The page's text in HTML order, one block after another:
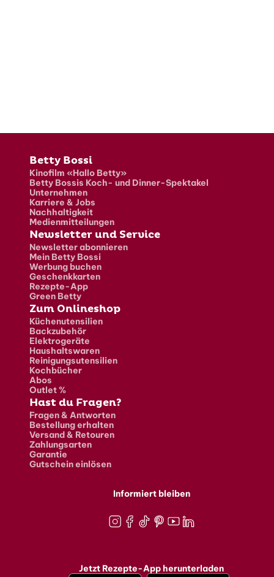
Fusszeile
Betty Bossi
Kinofilm «Hallo Betty»
Betty Bossis Koch- und Dinner-Spektakel
Unternehmen
Karriere & Jobs
Nachhaltigkeit
Medienmitteilungen
Newsletter und Service
Newsletter abonnieren
Mein Betty Bossi
Werbung buchen
Geschenkkarten
Rezepte-App
Green Betty
Zum Onlineshop
Küchenutensilien
Backzubehör
Elektrogeräte
Haushaltswaren
Reinigungsutensilien
Kochbücher
Abos
Outlet %
Hast du Fragen?
Fragen & Antworten
Bestellung erhalten
Versand & Retouren
Zahlungsarten
Garantie
Gutschein einlösen
Informiert bleiben
Jetzt Rezepte-App herunterladen